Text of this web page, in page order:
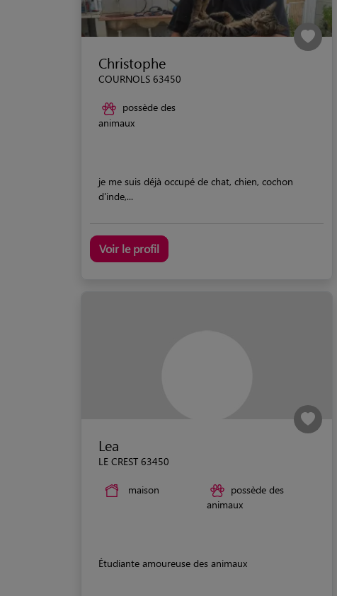
Christophe
COURNOLS 63450
possède des
animaux
je me suis déjà occupé de chat, chien, cochon
d'inde,...
Voir le profil
Lea
LE CREST 63450
maison
possède des
animaux
Étudiante amoureuse des animaux